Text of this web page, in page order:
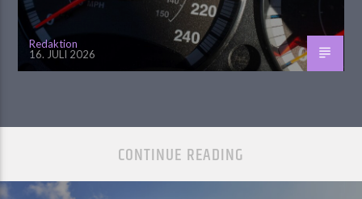
Redaktion
16. JULI 2026
CONTINUE READING